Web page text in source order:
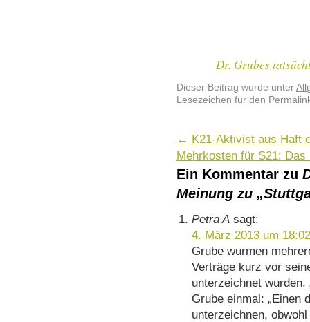
Dr. Grubes
Dieser Beitrag wurde unter
Lesezeichen für den
← K21-Aktivist aus Haft
Mehrkosten für S21:
Ein Kommentar zu
Meinung zu
Petra A sagt:
4. März 2013 um
Grube wurmen
Verträge kurz vor
unterzeichnet
Grube einmal: „Einen
unterzeichnen,